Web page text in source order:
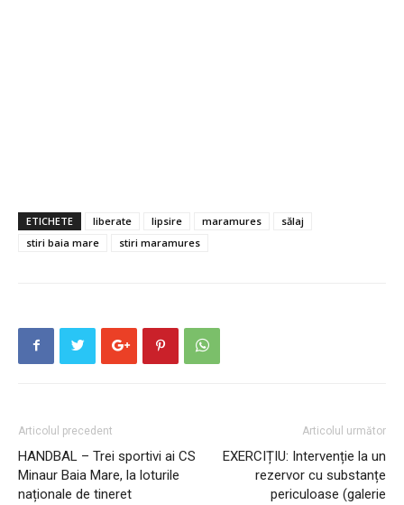
ETICHETE liberate lipsire maramures
sălaj
stiri baia mare
stiri maramures
Articolul precedent
HANDBAL – Trei sportivi ai CS
Minaur Baia Mare, la loturile
naționale de tineret
Articolul următor
EXERCIȚIU: Intervenție la un
rezervor cu substanțe
periculoase (galerie